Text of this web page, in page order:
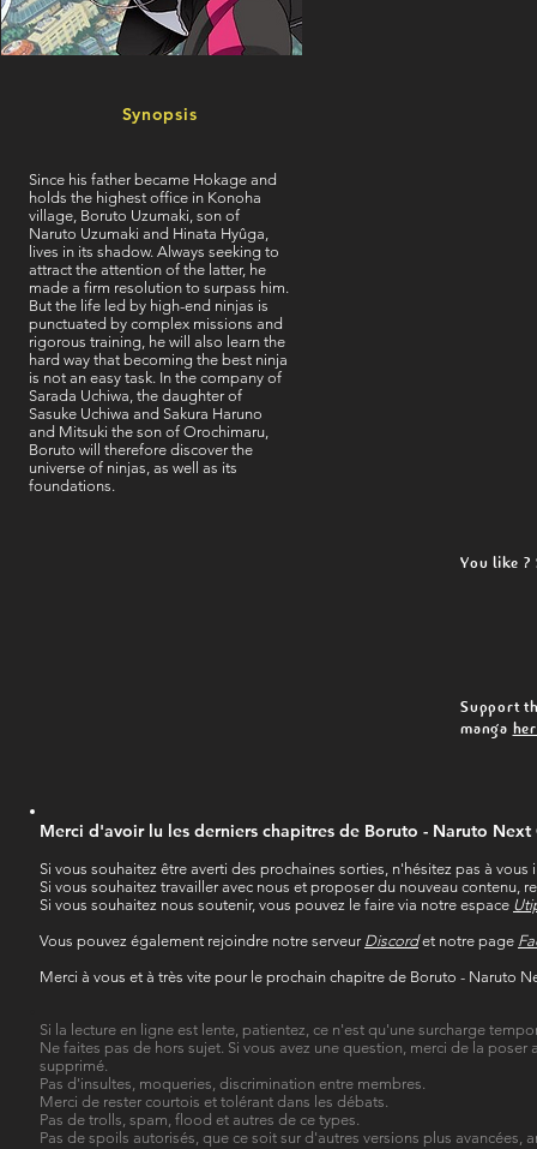
Synopsis
Since his father became Hokage and
holds the highest office in Konoha
village, Boruto Uzumaki, son of
Naruto Uzumaki and Hinata Hyûga,
lives in its shadow. Always seeking to
attract the attention of the latter, he
made a firm resolution to surpass him.
But the life led by high-end ninjas is
punctuated by complex missions and
rigorous training, he will also learn the
hard way that becoming the best ninja
is not an easy task. In the company of
Sarada Uchiwa, the daughter of
Sasuke Uchiwa and Sakura Haruno
and Mitsuki the son of Orochimaru,
Boruto will therefore discover the
universe of ninjas, as well as its
foundations.
Support
manga
You like
Merci d'avoir lu les derniers chapitres de Boruto - Naruto Next
Si vous souhaitez être averti des prochaines sorties, n'hésitez pas à vous
Si vous souhaitez travailler avec nous et proposer du nouveau contenu,
Si vous souhaitez nous soutenir, vous pouvez le faire via notre espace
Vous pouvez également rejoindre notre serveur Discordet notre page
Merci à vous et à très vite pour le prochain chapitre de Boruto - Naruto
Si la lecture en ligne est lente, patientez, ce n'est qu'une surcharge
Ne faites pas de hors sujet. Si vous avez une question, merci de la poser
supprimé.
Pas d'insultes, moqueries, discrimination entre membres.
Merci de rester courtois et tolérant dans les débats.
Pas de trolls, spam, flood et autres de ce types.
Pas de spoils autorisés, que ce soit sur d'autres versions plus avancées,